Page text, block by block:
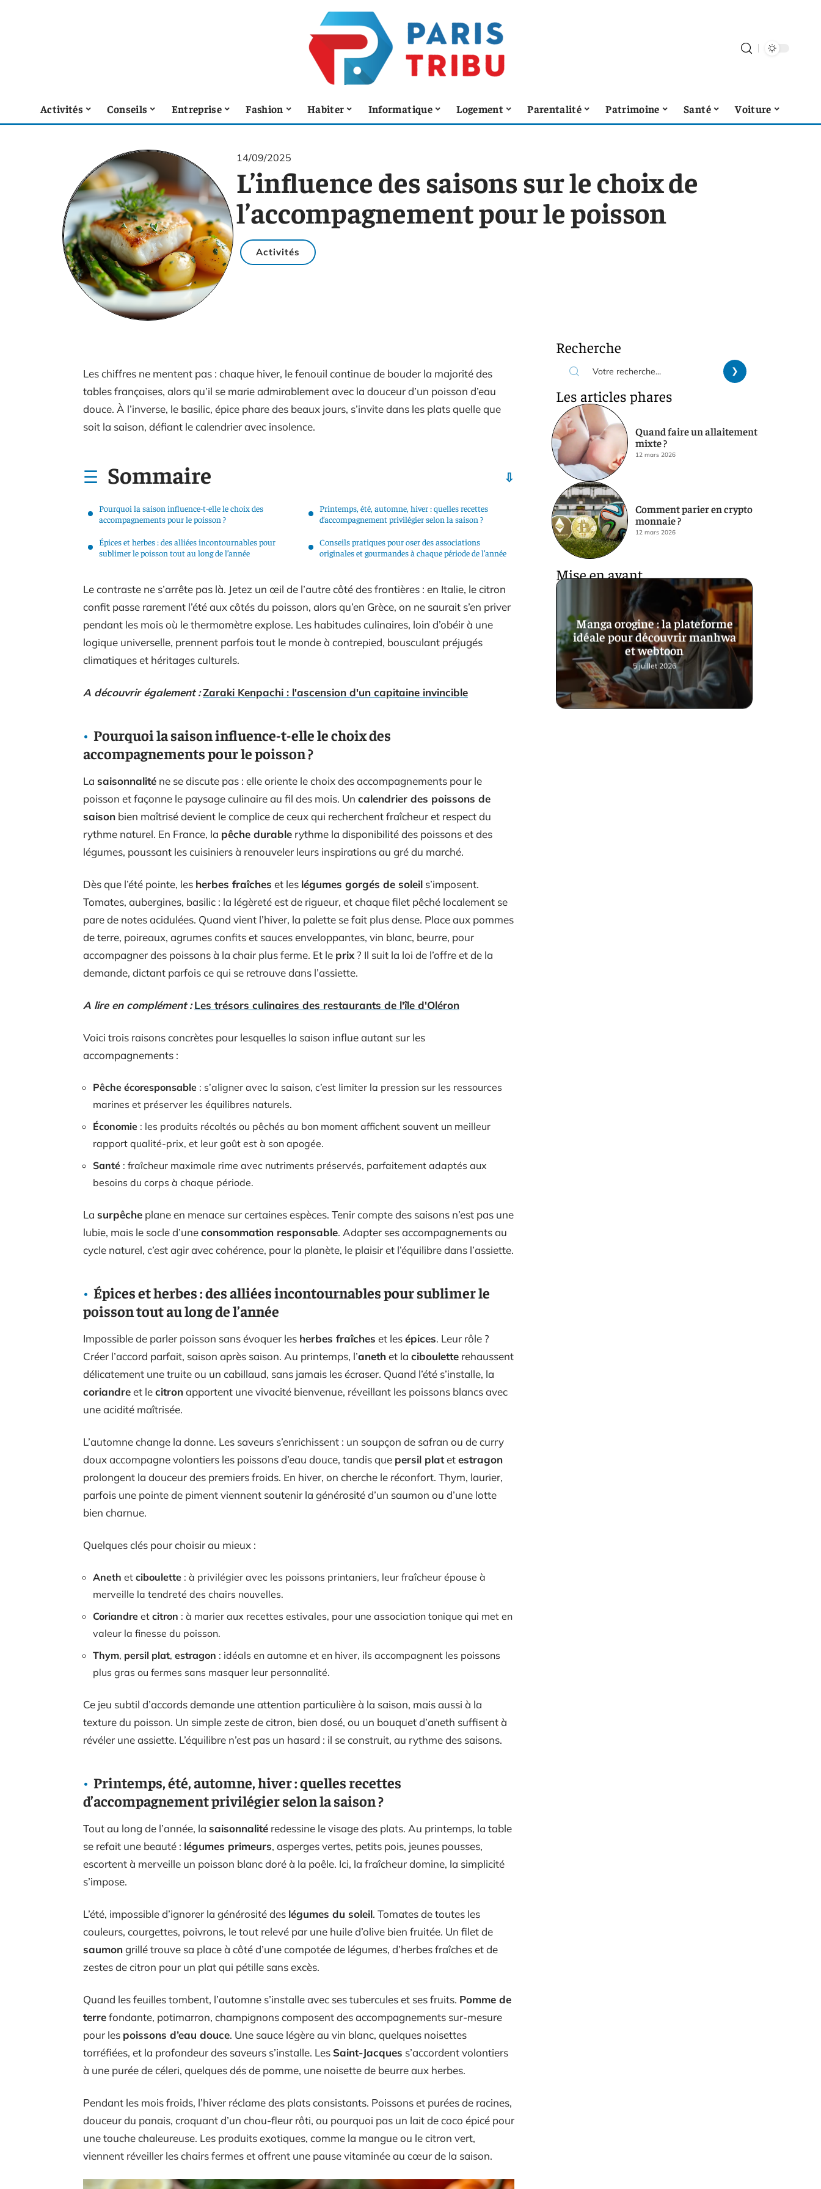
Activités Conseils Entreprise Fashion Habiter Informatique Logement Parentalité Patrimoine Santé Voiture
14/09/2025
L’influence des saisons sur le choix de
l’accompagnement pour le poisson
Activités
Les chiffres ne mentent pas : chaque hiver, le fenouil continue de bouder la majorité des
tables françaises, alors qu’il se marie admirablement avec la douceur d’un poisson d’eau
douce. À l’inverse, le basilic, épice phare des beaux jours, s’invite dans les plats quelle que
soit la saison, défiant le calendrier avec insolence.
Sommaire
Pourquoi la saison influence-t-elle le choix des
accompagnements pour le poisson ?
Épices et herbes : des alliées incontournables pour
sublimer le poisson tout au long de l’année
Printemps, été, automne, hiver : quelles recettes
d’accompagnement privilégier selon la saison ?
Conseils pratiques pour oser des associations
originales et gourmandes à chaque période de l’année
Le contraste ne s’arrête pas là. Jetez un œil de l’autre côté des frontières : en Italie, le citron
confit passe rarement l’été aux côtés du poisson, alors qu’en Grèce, on ne saurait s’en priver
pendant les mois où le thermomètre explose. Les habitudes culinaires, loin d’obéir à une
logique universelle, prennent parfois tout le monde à contrepied, bousculant préjugés
climatiques et héritages culturels.
A découvrir également :Zaraki Kenpachi : l'ascension d'un capitaine invincible
Pourquoi la saison influence-t-elle le choix des
accompagnements pour le poisson ?
La saisonnalité ne se discute pas : elle oriente le choix des accompagnements pour le
poisson et façonne le paysage culinaire au fil des mois. Un calendrier des poissons de
saison bien maîtrisé devient le complice de ceux qui recherchent fraîcheur et respect du
rythme naturel. En France, la pêche durable rythme la disponibilité des poissons et des
légumes, poussant les cuisiniers à renouveler leurs inspirations au gré du marché.
Dès que l’été pointe, les herbes fraîches et les légumes gorgés de soleil s’imposent.
Tomates, aubergines, basilic : la légèreté est de rigueur, et chaque filet pêché localement se
pare de notes acidulées. Quand vient l’hiver, la palette se fait plus dense. Place aux pommes
de terre, poireaux, agrumes confits et sauces enveloppantes, vin blanc, beurre, pour
accompagner des poissons à la chair plus ferme. Et le prix ? Il suit la loi de l’offre et de la
demande, dictant parfois ce qui se retrouve dans l’assiette.
A lire en complément : Les trésors culinaires des restaurants de l'île d'Oléron
Voici trois raisons concrètes pour lesquelles la saison influe autant sur les
accompagnements :
Pêche écoresponsable : s’aligner avec la saison, c’est limiter la pression sur les ressources
marines et préserver les équilibres naturels.
Économie : les produits récoltés ou pêchés au bon moment affichent souvent un meilleur
rapport qualité-prix, et leur goût est à son apogée.
Santé : fraîcheur maximale rime avec nutriments préservés, parfaitement adaptés aux
besoins du corps à chaque période.
La surpêche plane en menace sur certaines espèces. Tenir compte des saisons n’est pas une
lubie, mais le socle d’uneconsommation responsable. Adapter ses accompagnements au
cycle naturel, c’est agir avec cohérence, pour la planète, le plaisir et l’équilibre dans l’assiette.
Épices et herbes : des alliées incontournables pour sublimer le
poisson tout au long de l’année
Impossible de parler poisson sans évoquer les herbes fraîches et lesépices. Leur rôle ?
Créer l’accord parfait, saison après saison. Au printemps, l’anethet la ciboulette rehaussent
délicatement une truite ou un cabillaud, sans jamais les écraser. Quand l’été s’installe, la
coriandreet lecitronapportent une vivacité bienvenue, réveillant les poissons blancs avec
une acidité maîtrisée.
L’automne change la donne. Les saveurs s’enrichissent : un soupçon de safran ou de curry
doux accompagne volontiers les poissons d’eau douce, tandis que persil platetestragon
prolongent la douceur des premiers froids. En hiver, on cherche le réconfort. Thym, laurier,
parfois une pointe de piment viennent soutenir la générosité d’un saumon ou d’une lotte
bien charnue.
Quelques clés pour choisir au mieux :
Aneth et ciboulette : à privilégier avec les poissons printaniers, leur fraîcheur épouse à
merveille la tendreté des chairs nouvelles.
Coriandre et citron : à marier aux recettes estivales, pour une association tonique qui met en
valeur la finesse du poisson.
Thym, persil plat, estragon : idéals en automne et en hiver, ils accompagnent les poissons
plus gras ou fermes sans masquer leur personnalité.
Ce jeu subtil d’accords demande une attention particulière à la saison, mais aussi à la
texture du poisson. Un simple zeste de citron, bien dosé, ou un bouquet d’aneth suffisent à
révéler une assiette. L’équilibre n’est pas un hasard : il se construit, au rythme des saisons.
Printemps, été, automne, hiver : quelles recettes
d’accompagnement privilégier selon la saison ?
Tout au long de l’année, la saisonnalité redessine le visage des plats. Au printemps, la table
se refait une beauté : légumes primeurs, asperges vertes, petits pois, jeunes pousses,
escortent à merveille un poisson blanc doré à la poêle. Ici, la fraîcheur domine, la simplicité
s’impose.
L’été, impossible d’ignorer la générosité des légumes du soleil. Tomates de toutes les
couleurs, courgettes, poivrons, le tout relevé par une huile d’olive bien fruitée. Un filet de
saumongrillé trouve sa place à côté d’une compotée de légumes, d’herbes fraîches et de
zestes de citron pour un plat qui pétille sans excès.
Quand les feuilles tombent, l’automne s’installe avec ses tubercules et ses fruits. Pomme de
terrefondante, potimarron, champignons composent des accompagnements sur-mesure
pour les poissons d’eau douce. Une sauce légère au vin blanc, quelques noisettes
torréfiées, et la profondeur des saveurs s’installe. Les Saint-Jacques s’accordent volontiers
à une purée de céleri, quelques dés de pomme, une noisette de beurre aux herbes.
Pendant les mois froids, l’hiver réclame des plats consistants. Poissons et purées de racines,
douceur du panais, croquant d’un chou-fleur rôti, ou pourquoi pas un lait de coco épicé pour
une touche chaleureuse. Les produits exotiques, comme la mangue ou le citron vert,
viennent réveiller les chairs fermes et offrent une pause vitaminée au cœur de la saison.
Recherche
Les articles phares
Quand faire un allaitement
mixte ?
12 mars 2026
Comment parier en crypto
monnaie ?
12 mars 2026
Mise en avant
Manga orogine : la plateforme
idéale pour découvrir manhwa
et webtoon
5 juillet 2026